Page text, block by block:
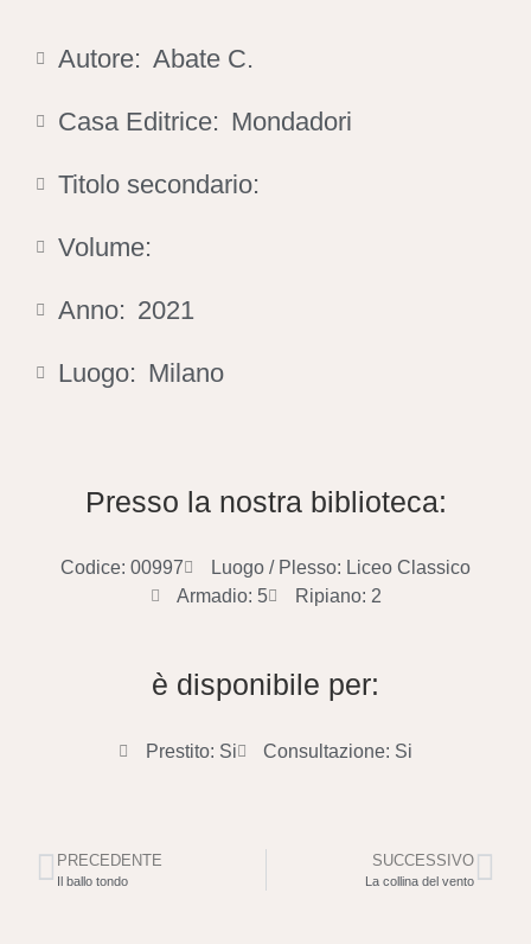
Autore: Abate C.
Casa Editrice: Mondadori
Titolo secondario:
Volume:
Anno: 2021
Luogo: Milano
Presso la nostra biblioteca:
Codice: 00997
Luogo / Plesso: Liceo Classico
Armadio: 5
Ripiano: 2
è disponibile per:
Prestito: Si Consultazione: Si
PRECEDENTE
Il ballo tondo
SUCCESSIVO
La collina del vento